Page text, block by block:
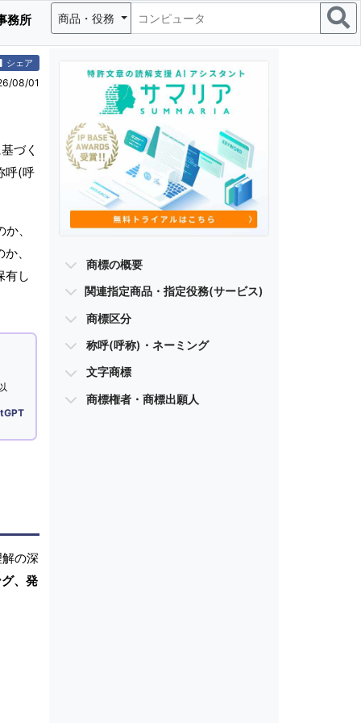
務所 商品・役務
シェア
08/01
づく
呼(呼
、
、
有し
の深
、発
商標の概要
関連指定商品・指定役務(サービス)
商標区分
称呼(呼称)・ネーミング
文字商標
商標権者・商標出願人